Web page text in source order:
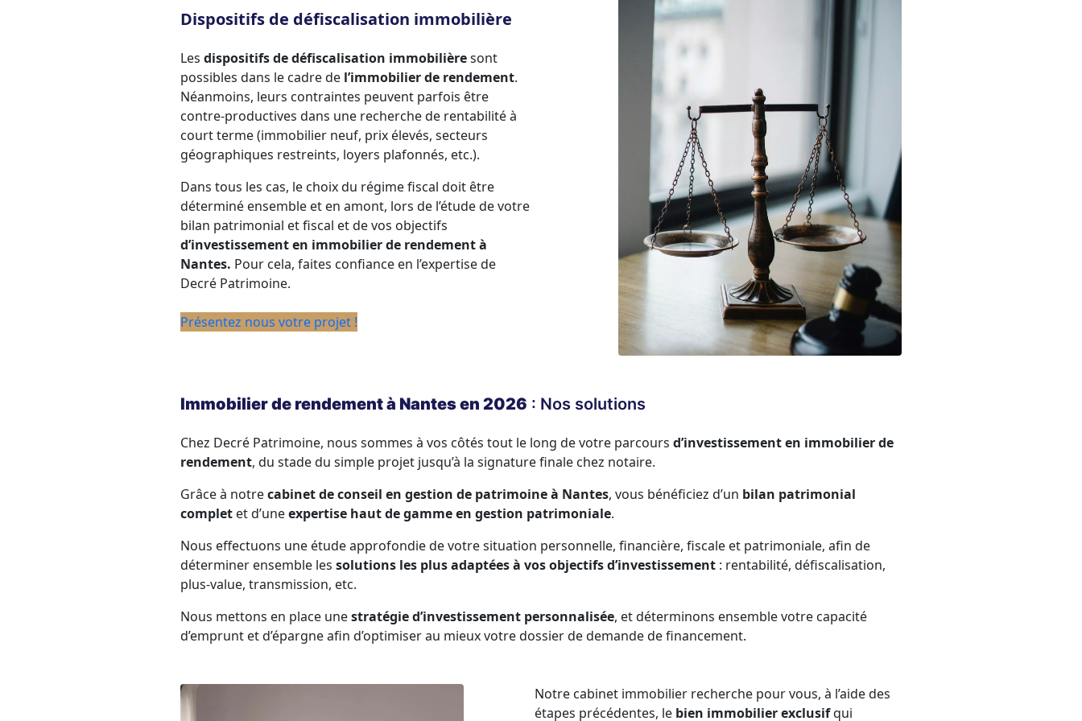
Dispositifs de défiscalisation immobilière
Les dispositifs de défiscalisation immobilièresont
possibles dans le cadre de l’immobilier de rendement.
Néanmoins, leurs contraintes peuvent parfois être
contre-productives dans une recherche de rentabilité à
court terme (immobilier neuf, prix élevés, secteurs
géographiques restreints, loyers plafonnés, etc.).
Dans tous les cas, le choix du régime fiscal doit être
déterminé ensemble et en amont, lors de l’étude de votre
bilan patrimonial et fiscal et de vos objectifs
d’investissement en immobilier de rendement à
Nantes. Pour cela, faites confiance en l’expertise de
Decré Patrimoine.
Présentez nous votre projet !
Immobilier de rendement à Nantes en 2026 : Nos solutions
Chez Decré Patrimoine, nous sommes à vos côtés tout le long de votre parcours d’investissement en immobilier de
rendement, du stade du simple projet jusqu’à la signature finale chez notaire.
Grâce à notrecabinet de conseil en gestion de patrimoine à Nantes, vous bénéficiez d’un bilan patrimonial
complet et d’uneexpertise haut de gamme en gestion patrimoniale.
Nous effectuons une étude approfondie de votre situation personnelle, financière, fiscale et patrimoniale, afin de
déterminer ensemble les solutions les plus adaptées à vos objectifs d’investissement : rentabilité, défiscalisation,
plus-value, transmission, etc.
Nous mettons en place unestratégie d’investissement personnalisée, et déterminons ensemble votre capacité
d’emprunt et d’épargne afin d’optimiser au mieux votre dossier de demande de financement.
Notre cabinet immobilier recherche pour vous, à l’aide des
étapes précédentes, le bien immobilier exclusifqui